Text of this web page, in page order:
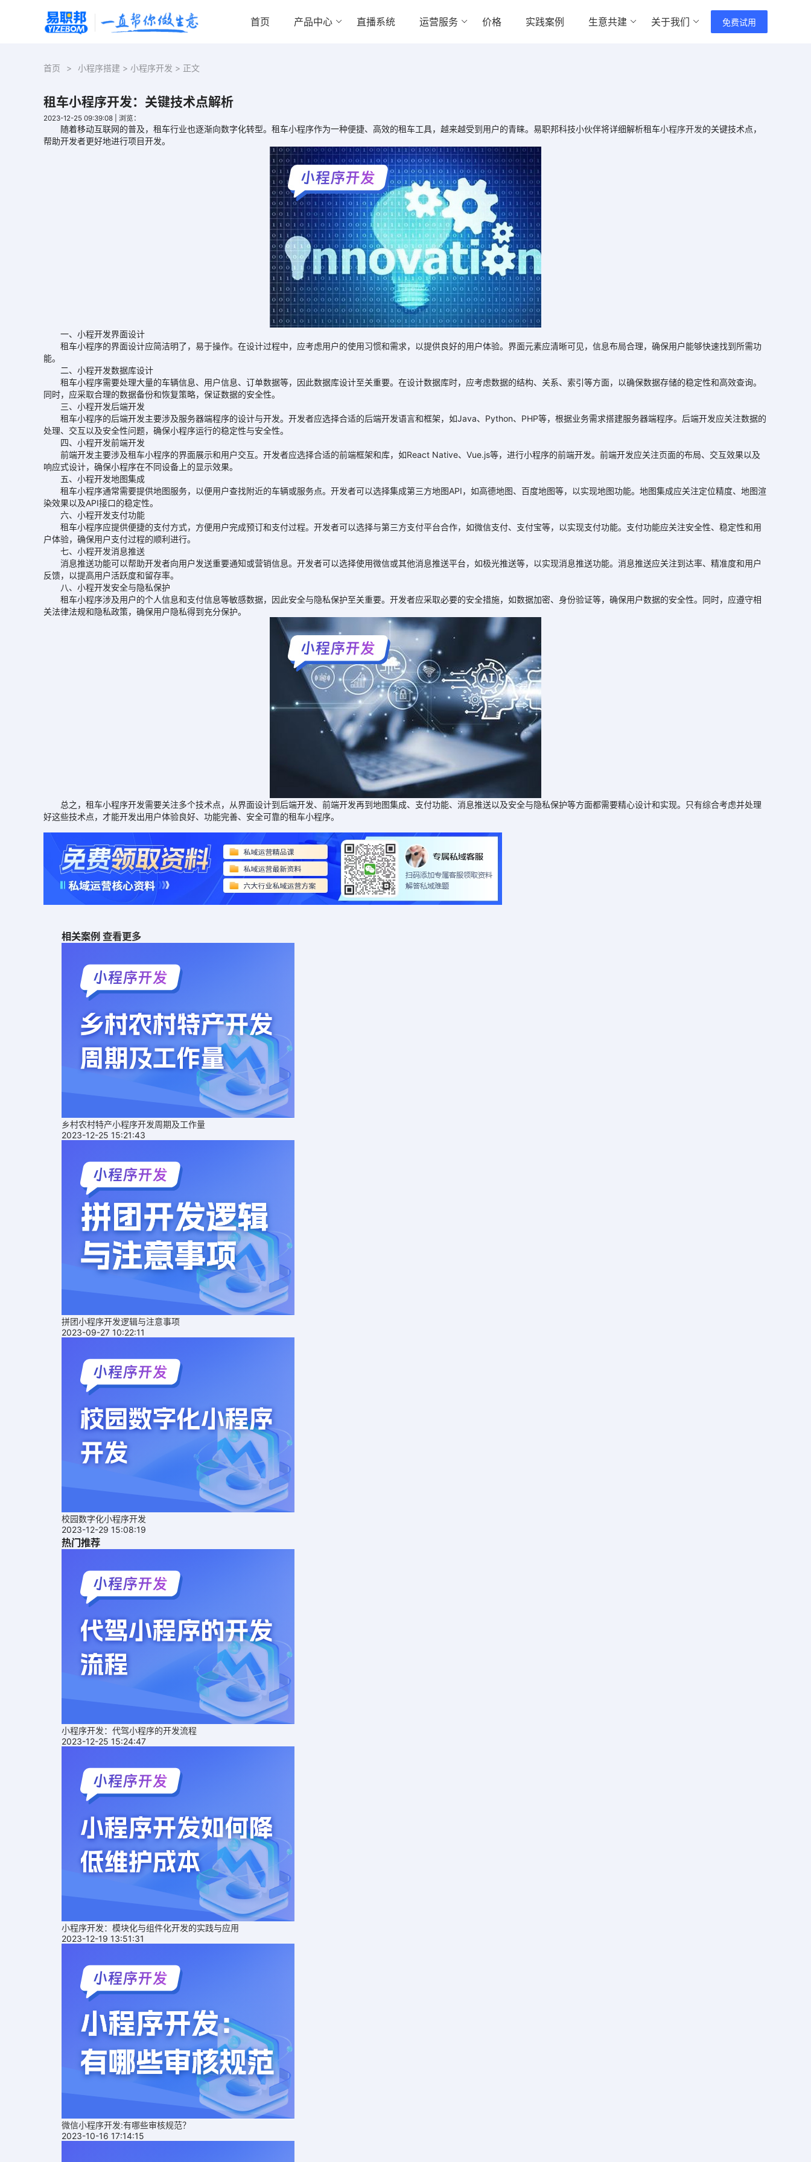
首页 产品中心 直播系统 运营服务 价格 实践案例 生意共建 关于我们 免费试用
首页 > 小程序搭建 > 小程序开发 > 正文
租车小程序开发：关键技术点解析
2023-12-25 09:39:08 浏览：
随着移动互联网的普及，租车行业也逐渐向数字化转型。租车小程序作为一种便捷、高效的租车工具，越来越受到用户的青睐。易职邦科技小伙伴将详细解析租车小程序开发的关键技术点，
帮助开发者更好地进行项目开发。
一、小程开发界面设计
租车小程序的界面设计应简洁明了，易于操作。在设计过程中，应考虑用户的使用习惯和需求，以提供良好的用户体验。界面元素应清晰可见，信息布局合理，确保用户能够快速找到所需功
能。
二、小程开发数据库设计
租车小程序需要处理大量的车辆信息、用户信息、订单数据等，因此数据库设计至关重要。在设计数据库时，应考虑数据的结构、关系、索引等方面，以确保数据存储的稳定性和高效查询。
同时，应采取合理的数据备份和恢复策略，保证数据的安全性。
三、小程开发后端开发
租车小程序的后端开发主要涉及服务器端程序的设计与开发。开发者应选择合适的后端开发语言和框架，如Java、Python、PHP等，根据业务需求搭建服务器端程序。后端开发应关注数据的
处理、交互以及安全性问题，确保小程序运行的稳定性与安全性。
四、小程开发前端开发
前端开发主要涉及租车小程序的界面展示和用户交互。开发者应选择合适的前端框架和库，如React Native、Vue.js等，进行小程序的前端开发。前端开发应关注页面的布局、交互效果以及
响应式设计，确保小程序在不同设备上的显示效果。
五、小程开发地图集成
租车小程序通常需要提供地图服务，以便用户查找附近的车辆或服务点。开发者可以选择集成第三方地图API，如高德地图、百度地图等，以实现地图功能。地图集成应关注定位精度、地图渲
染效果以及API接口的稳定性。
六、小程开发支付功能
租车小程序应提供便捷的支付方式，方便用户完成预订和支付过程。开发者可以选择与第三方支付平台合作，如微信支付、支付宝等，以实现支付功能。支付功能应关注安全性、稳定性和用
户体验，确保用户支付过程的顺利进行。
七、小程开发消息推送
消息推送功能可以帮助开发者向用户发送重要通知或营销信息。开发者可以选择使用微信或其他消息推送平台，如极光推送等，以实现消息推送功能。消息推送应关注到达率、精准度和用户
反馈，以提高用户活跃度和留存率。
八、小程开发安全与隐私保护
租车小程序涉及用户的个人信息和支付信息等敏感数据，因此安全与隐私保护至关重要。开发者应采取必要的安全措施，如数据加密、身份验证等，确保用户数据的安全性。同时，应遵守相
关法律法规和隐私政策，确保用户隐私得到充分保护。
总之，租车小程序开发需要关注多个技术点，从界面设计到后端开发、前端开发再到地图集成、支付功能、消息推送以及安全与隐私保护等方面都需要精心设计和实现。只有综合考虑并处理
好这些技术点，才能开发出用户体验良好、功能完善、安全可靠的租车小程序。
相关案例 查看更多
乡村农村特产小程序开发周期及工作量
2023-12-25 15:21:43
拼团小程序开发逻辑与注意事项
2023-09-27 10:22:11
校园数字化小程序开发
2023-12-29 15:08:19
热门推荐
小程序开发：代驾小程序的开发流程
2023-12-25 15:24:47
小程序开发：模块化与组件化开发的实践与应用
2023-12-19 13:51:31
微信小程序开发:有哪些审核规范？
2023-10-16 17:14:15